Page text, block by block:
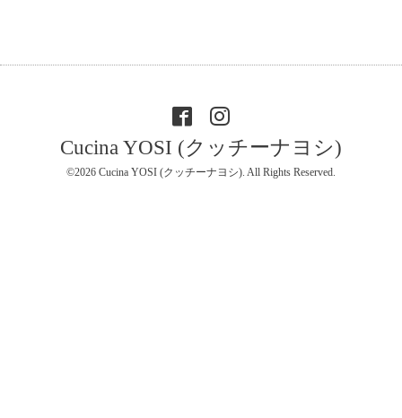
Cucina YOSI (クッチーナヨシ)
©2026 Cucina YOSI (クッチーナヨシ). All Rights Reserved.